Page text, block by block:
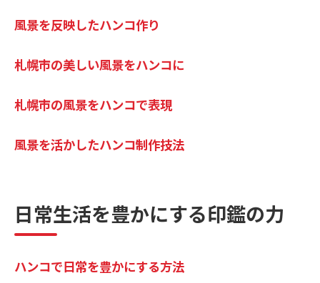
風景を反映したハンコ作り
札幌市の美しい風景をハンコに
札幌市の風景をハンコで表現
風景を活かしたハンコ制作技法
日常生活を豊かにする印鑑の力
ハンコで日常を豊かにする方法